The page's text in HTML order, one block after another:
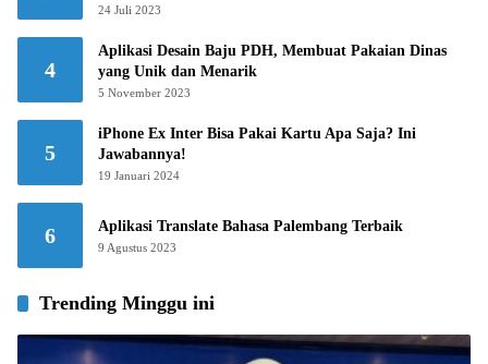
24 Juli 2023
4
Aplikasi Desain Baju PDH, Membuat Pakaian Dinas
yang Unik dan Menarik
5 November 2023
5
iPhone Ex Inter Bisa Pakai Kartu Apa Saja? Ini
Jawabannya!
19 Januari 2024
6 Aplikasi Translate Bahasa Palembang Terbaik
9 Agustus 2023
Trending Minggu ini